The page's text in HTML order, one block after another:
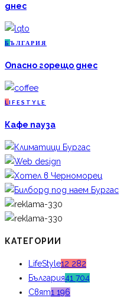
днес
Б ЪЛГАРИЯ
Опасно горещо днес
L IFESTYLE
Кафе пауза
КАТЕГОРИИ
LifeStyle12 282
България41 704
Свят1 196